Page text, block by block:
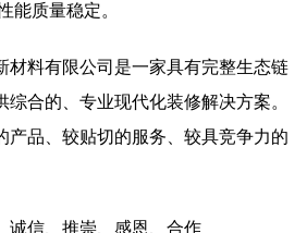
能质量稳定。
材料有限公司是一家具有完整生态链
综合的、专业现代化装修解决方案。
产品、较贴切的服务、较具竞争力的
诚信、推崇、感恩、合作